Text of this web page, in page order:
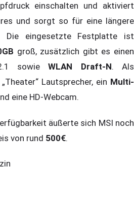
einschalten und aktiviert
und sorgt so für eine längere
Die eingesetzte Festplatte ist
groß, zusätzlich gibt es einen
2.1 sowieWLAN Draft-N. Als
Lautsprecher, ein Multi-
eine HD-Webcam.
äußerte sich MSI noch
von rund 500€.